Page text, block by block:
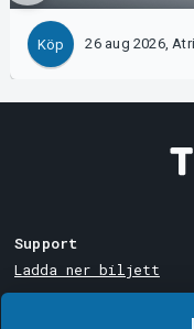
Köp 26 aug 2026,
Support
Ladda ner biljett